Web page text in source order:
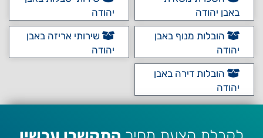
באבן יהודה
יהודה
הובלות מנוף באבן
יהודה
שירותי אריזה באבן
יהודה
הובלות דירה באבן
יהודה